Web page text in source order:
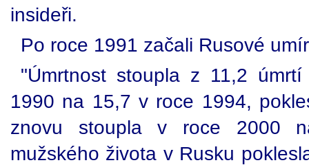
insideři.
Po roce 1991 začali Rusové
"Úmrtnost stoupla z 11,2
1990 na 15,7 v roce 1994,
znovu stoupla v roce 2000
mužského života v Rusku